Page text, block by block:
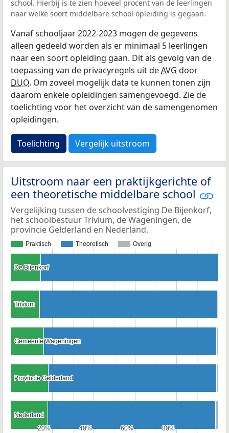
school. Hierbij is te zien hoeveel procent van de leerlingen
naar welke soort middelbare school opleiding is gegaan.
Vanaf schooljaar 2022-2023 mogen de gegevens
alleen gedeeld worden als er minimaal 5 leerlingen
naar een soort opleiding gaan. Dit als gevolg van de
toepassing van de privacyregels uit deAVG door
DUO. Om zoveel mogelijk data te kunnen tonen zijn
daarom enkele opleidingen samengevoegd. Zie de
toelichting voor het overzicht van de samengenomen
opleidingen.
Toelichting Vergelijk uitstroom
Uitstroom naar een praktijkgerichte of
een theoretische middelbare school
Vergelijking tussen de schoolvestiging De Bijenkorf,
het schoolbestuur Trivium, de Wageningen, de
provincie Gelderland en Nederland.
Praktisch Theoretisch Overig
20%
20% 40%
40% 60%
60% 80%
80%
De Bijenkorf
De Bijenkorf
Trivium
Trivium
Gemeente Wageningen
Gemeente Wageningen
Provincie Gelderland
Provincie Gelderland
Nederland
Nederland